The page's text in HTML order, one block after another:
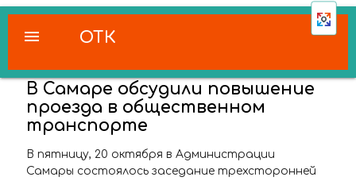
ОТК
menu
В Самаре обсудили повышение
проезда в общественном
транспорте
В пятницу, 20 октября в Администрации
Самары состоялось заседание трехсторонней